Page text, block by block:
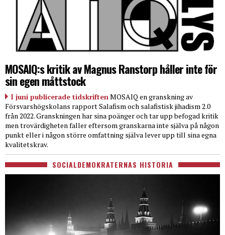
MOSAIQ:s kritik av Magnus Ranstorp håller inte för
sin egen måttstock
I juni publicerade tidskriftenMOSAIQ en granskning av
Försvarshögskolans rapport Salafism och salafistisk jihadism 2.0
från 2022. Granskningen har sina poänger och tar upp befogad kritik
men trovärdigheten faller eftersom granskarna inte själva på någon
punkt eller i någon större omfattning själva lever upp till sina egna
kvalitetskrav.
SOCIALDEMOKRATERNAS HISTORIA